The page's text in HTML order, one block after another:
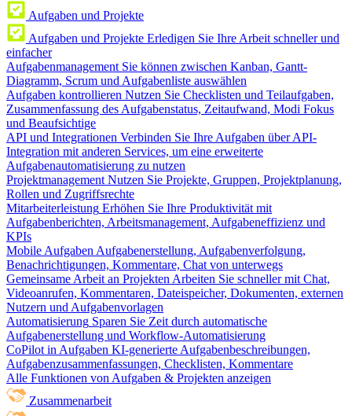
Aufgaben und Projekte
Aufgaben und Projekte Erledigen Sie Ihre Arbeit schneller und
einfacher
Aufgabenmanagement Sie können zwischen Kanban, Gantt-
Diagramm, Scrum und Aufgabenliste auswählen
Aufgaben kontrollieren Nutzen Sie Checklisten und Teilaufgaben,
Zusammenfassung des Aufgabenstatus, Zeitaufwand, Modi Fokus
und Beaufsichtige
API und Integrationen Verbinden Sie Ihre Aufgaben über API-
Integration mit anderen Services, um eine erweiterte
Aufgabenautomatisierung zu nutzen
Projektmanagement Nutzen Sie Projekte, Gruppen, Projektplanung,
Rollen und Zugriffsrechte
Mitarbeiterleistung Erhöhen Sie Ihre Produktivität mit
Aufgabenberichten, Arbeitsmanagement, Aufgabeneffizienz und
KPIs
Mobile Aufgaben Aufgabenerstellung, Aufgabenverfolgung,
Benachrichtigungen, Kommentare, Chat von unterwegs
Gemeinsame Arbeit an Projekten Arbeiten Sie schneller mit Chat,
Videoanrufen, Kommentaren, Dateispeicher, Dokumenten, externen
Nutzern und Aufgabenvorlagen
Automatisierung Sparen Sie Zeit durch automatische
Aufgabenerstellung und Workflow-Automatisierung
CoPilot in Aufgaben KI-generierte Aufgabenbeschreibungen,
Aufgabenzusammenfassungen, Checklisten, Kommentare
Alle Funktionen von Aufgaben & Projekten anzeigen
Zusammenarbeit